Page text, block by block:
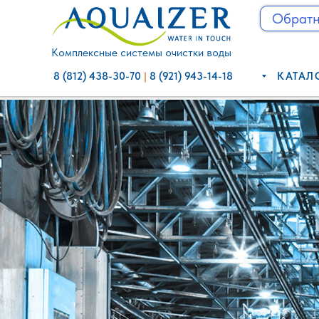
Комплексные системы очистки воды
8 (812) 438-30-70 | 8 (921) 943-14-18
Обратный
8 (812) 438-30-70 8 (921) 943-14-18